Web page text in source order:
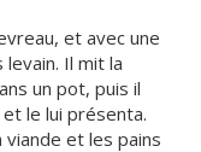
et avec une
Il mit la
un pot, puis il
le lui présenta.
viande et les pains